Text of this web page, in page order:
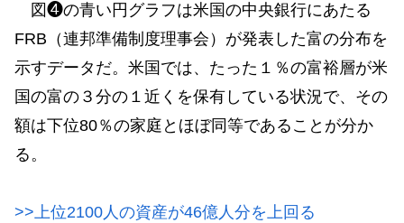
図❹の青い円グラフは米国の中央銀行にあたる
FRB（連邦準備制度理事会）が発表した富の分布を
示すデータだ。米国では、たった１％の富裕層が米
国の富の３分の１近くを保有している状況で、その
額は下位80％の家庭とほぼ同等であることが分か
る。
>>上位2100人の資産が46億人分を上回る